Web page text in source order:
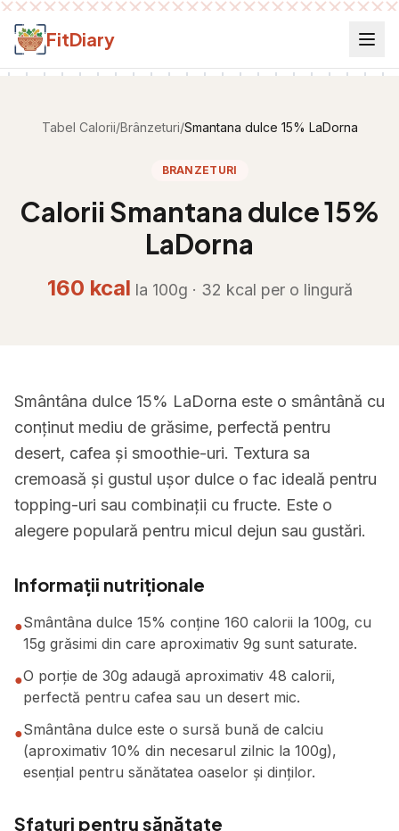
Salt la conținut
FitDiary
Tabel Calorii/Brânzeturi/Smantana dulce 15% LaDorna
BRANZETURI
Calorii Smantana dulce 15%
LaDorna
160 kcal la 100g · 32 kcal per o lingură
Smântâna dulce 15% LaDorna este o smântână cu
conținut mediu de grăsime, perfectă pentru
desert, cafea și smoothie-uri. Textura sa
cremoasă și gustul ușor dulce o fac ideală pentru
topping-uri sau combinații cu fructe. Este o
alegere populară pentru micul dejun sau gustări.
Informații nutriționale
●Smântâna dulce 15% conține 160 calorii la 100g, cu
15g grăsimi din care aproximativ 9g sunt saturate.
●O porție de 30g adaugă aproximativ 48 calorii,
perfectă pentru cafea sau un desert mic.
●Smântâna dulce este o sursă bună de calciu
(aproximativ 10% din necesarul zilnic la 100g),
esențial pentru sănătatea oaselor și dinților.
Sfaturi pentru sănătate